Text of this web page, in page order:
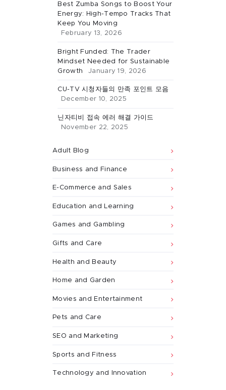
Best Zumba Songs to Boost Your
Energy: High-Tempo Tracks That
Keep You Moving
February 13, 2026
Bright Funded: The Trader
Mindset Needed for Sustainable
Growth
January 19, 2026
CU-TV 시청자들의 만족 포인트 모음
December 10, 2025
닌자티비 접속 에러 해결 가이드
November 22, 2025
Adult Blog
Business and Finance
E-Commerce and Sales
Education and Learning
Games and Gambling
Gifts and Care
Health and Beauty
Home and Garden
Movies and Entertainment
Pets and Care
SEO and Marketing
Sports and Fitness
Technology and Innovation